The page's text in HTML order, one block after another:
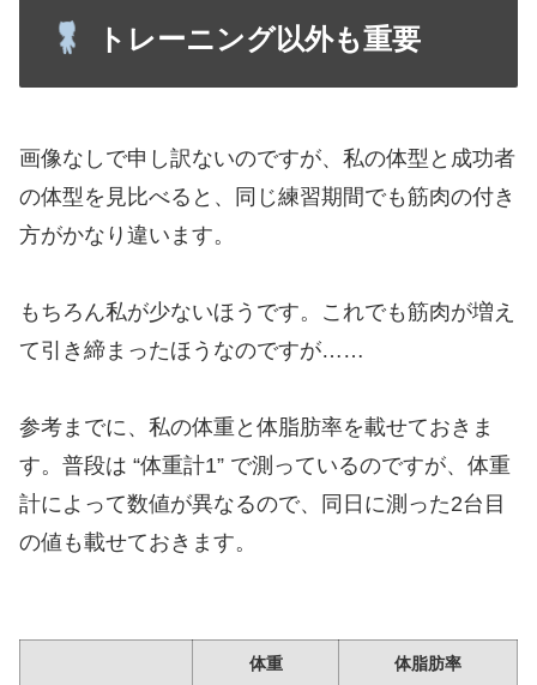
トレーニング以外も重要
画像なしで申し訳ないのですが、私の体型と成功者
の体型を見比べると、同じ練習期間でも筋肉の付き
方がかなり違います。
もちろん私が少ないほうです。これでも筋肉が増え
て引き締まったほうなのですが……
参考までに、私の体重と体脂肪率を載せておきま
す。普段は “体重計1” で測っているのですが、体重
計によって数値が異なるので、同日に測った2台目
の値も載せておきます。
体重 体脂肪率